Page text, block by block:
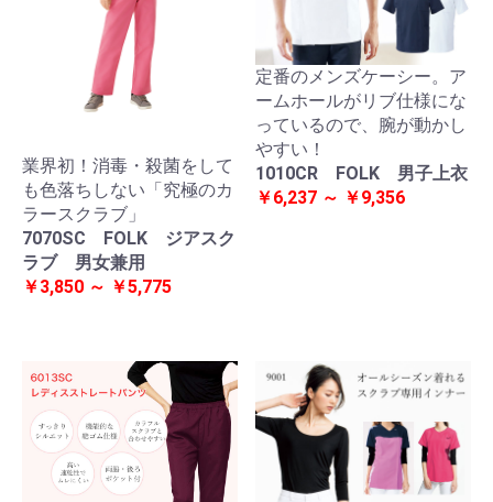
業界初！消毒・殺菌をして
も色落ちしない「究極のカ
ラースクラブ」
7070SC FOLK ジアスク
ラブ 男女兼用
￥3,850 ～ ￥5,775
定番のメンズケーシー。ア
ームホールがリブ仕様にな
っているので、腕が動かし
やすい！
1010CR FOLK 男子上衣
￥6,237 ～ ￥9,356